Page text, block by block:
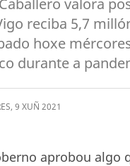
reciba 5,7
hoxe
durante a
, 9 XUÑ 2021
aprobou algo